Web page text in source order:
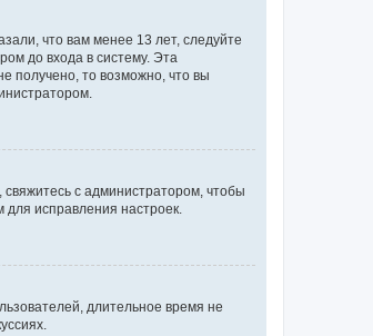
что вам менее 13 лет, следуйте
до входа в систему. Эта
получено, то возможно, что вы
с администратором, чтобы
исправления настроек.
длительное время не